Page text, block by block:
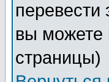
вы можете
страницы)